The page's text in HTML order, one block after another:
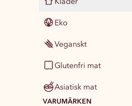
Munvård
Apotek & intim
Städ & tvätt
Förbrukningsvaror
Heminredning
Hemtextilier
Hundmat
Kattmat
Pälsvård & accessoarer
Smådjur
Visa alla
Böcker
Spel
Leksaker
Pyssel & kontor
Visa alla
Damkläder
Barnkläder
Accessoarer
Eko
Veganskt
Glutenfri mat
Asiatisk mat
VARUMÄRKEN